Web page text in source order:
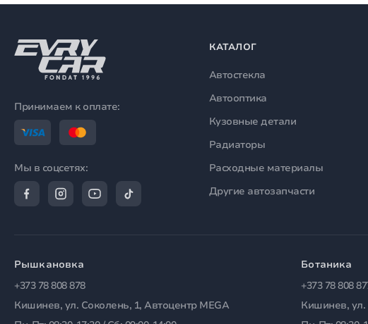
Принимаем к оплате:
Мы в соцсетях:
КАТАЛОГ
Автостекла
Автооптика
Кузовные детали
Радиаторы
Расходные материалы
Другие автозапчасти
Рышкановка
+373 78 808 878
Кишинев, ул. Соколень, 1, Автоцентр MEGA
Ботаника
+373 78 808
Кишинев, ул.